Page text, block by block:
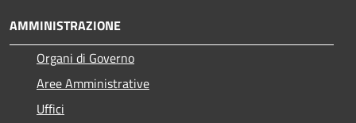
AMMINISTRAZIONE
Organi di Governo
Aree Amministrative
Uffici